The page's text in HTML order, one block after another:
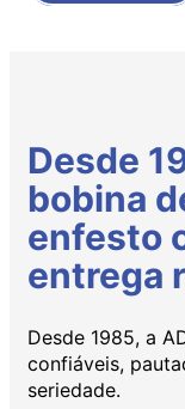
Desde
bobina
enfesto
entrega
Desde 1985, a
confiáveis,
seriedade.